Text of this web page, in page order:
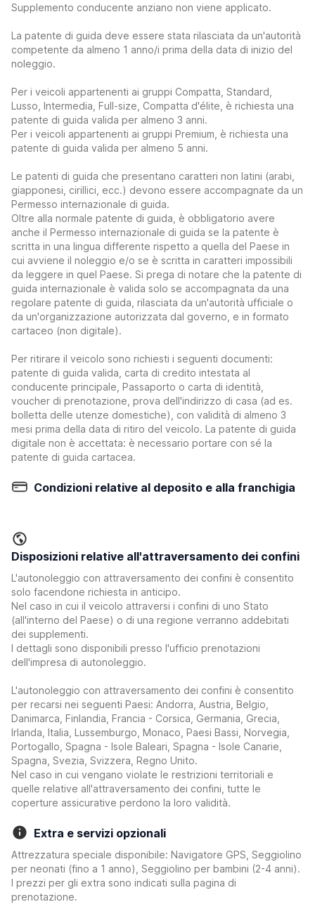
Supplemento conducente anziano non viene applicato.
La patente di guida deve essere stata rilasciata da un'autorità
competente da almeno 1 anno/i prima della data di inizio del
noleggio.
Per i veicoli appartenenti ai gruppi Compatta, Standard,
Lusso, Intermedia, Full-size, Compatta d'élite, è richiesta una
patente di guida valida per almeno 3 anni.
Per i veicoli appartenenti ai gruppi Premium, è richiesta una
patente di guida valida per almeno 5 anni.
Le patenti di guida che presentano caratteri non latini (arabi,
giapponesi, cirillici, ecc.) devono essere accompagnate da un
Permesso internazionale di guida.
Oltre alla normale patente di guida, è obbligatorio avere
anche il Permesso internazionale di guida se la patente è
scritta in una lingua differente rispetto a quella del Paese in
cui avviene il noleggio e/o se è scritta in caratteri impossibili
da leggere in quel Paese. Si prega di notare che la patente di
guida internazionale è valida solo se accompagnata da una
regolare patente di guida, rilasciata da un'autorità ufficiale o
da un'organizzazione autorizzata dal governo, e in formato
cartaceo (non digitale).
Per ritirare il veicolo sono richiesti i seguenti documenti:
patente di guida valida, carta di credito intestata al
conducente principale, Passaporto o carta di identità,
voucher di prenotazione, prova dell'indirizzo di casa (ad es.
bolletta delle utenze domestiche), con validità di almeno 3
mesi prima della data di ritiro del veicolo. La patente di guida
digitale non è accettata: è necessario portare con sé la
patente di guida cartacea.
Condizioni relative al deposito e alla franchigia
Disposizioni relative all'attraversamento dei confini
L'autonoleggio con attraversamento dei confini è consentito
solo facendone richiesta in anticipo.
Nel caso in cui il veicolo attraversi i confini di uno Stato
(all'interno del Paese) o di una regione verranno addebitati
dei supplementi.
I dettagli sono disponibili presso l'ufficio prenotazioni
dell'impresa di autonoleggio.
L'autonoleggio con attraversamento dei confini è consentito
per recarsi nei seguenti Paesi: Andorra, Austria, Belgio,
Danimarca, Finlandia, Francia - Corsica, Germania, Grecia,
Irlanda, Italia, Lussemburgo, Monaco, Paesi Bassi, Norvegia,
Portogallo, Spagna - Isole Baleari, Spagna - Isole Canarie,
Spagna, Svezia, Svizzera, Regno Unito.
Nel caso in cui vengano violate le restrizioni territoriali e
quelle relative all'attraversamento dei confini, tutte le
coperture assicurative perdono la loro validità.
Extra e servizi opzionali
Attrezzatura speciale disponibile: Navigatore GPS, Seggiolino
per neonati (fino a 1 anno), Seggiolino per bambini (2-4 anni).
I prezzi per gli extra sono indicati sulla pagina di
prenotazione.